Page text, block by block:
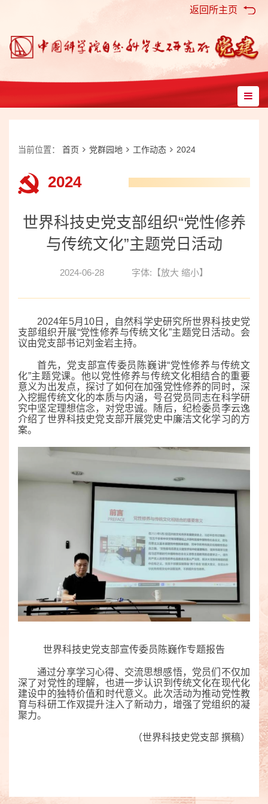
返回所主页
2024
当前位置： 首页 党群园地 工作动态 2024
世界科技史党支部组织“党性修养
与传统文化”主题党日活动
2024-06-28 字体:【放大 缩小】
2024年5月 10 日，自然科学史研究所世界科技史党
支部组织开展“党性修养与传统文化”主题党日活动。会
议由党支部书记刘金岩主持。
首先，党支部宣传委员陈巍讲“党性修养与传统文
化”主题党课。他以党性修养与传统文化相结合的重要
意义为出发点，探讨了如何在加强党性修养的同时，深
入挖掘传统文化的本质与内涵，号召党员同志在科学研
究中坚定理想信念，对党忠诚。随后，纪检委员李云逸
介绍了世界科技史党支部开展党史中廉洁文化学习的方
案。
世界科技史党支部宣传委员陈巍作专题报告
通过分享学习心得、交流思想感悟，党员们不仅加
深了对党性的理解，也进一步认识到传统文化在现代化
建设中的独特价值和时代意义。此次活动为推动党性教
育与科研工作双提升注入了新动力，增强了党组织的凝
聚力。
（世界科技史党支部 撰稿）